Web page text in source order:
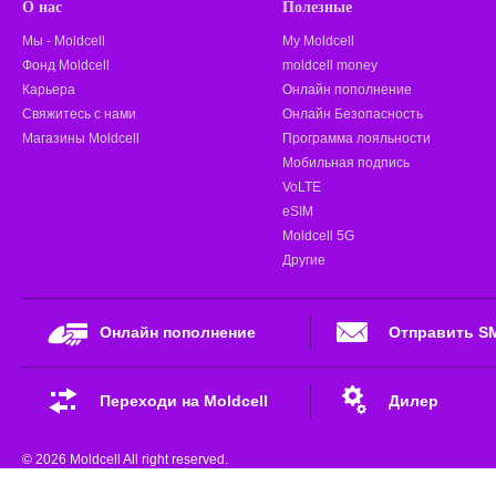
О нас
Мы - Moldcell
Фонд Moldcell
Карьера
Свяжитесь с нами
Магазины Moldcell
Полезные
My Moldcell
moldcell money
Онлайн пополнение
Онлайн Безопасность
Программа лояльности
Мобильная подпись
VoLTE
eSIM
Moldcell 5G
Другие
Онлайн пополнение Отправить
Переходи на Moldcell Дилер
© 2026 Moldcell All right reserved.